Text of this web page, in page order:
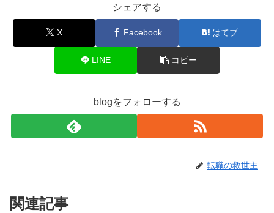
シェアする
X Facebook はてブ
LINE コピー
blogをフォローする
転職の救世主
関連記事